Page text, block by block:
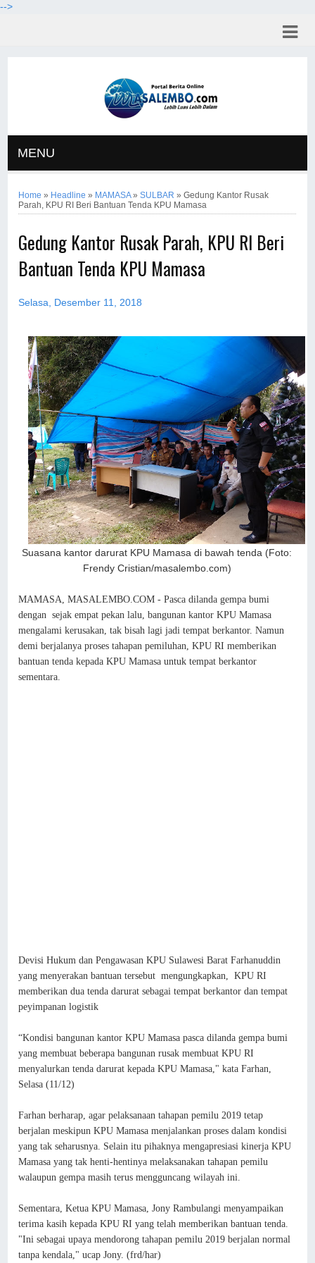
-->
MENU
Home » Headline » MAMASA»SULBAR »Gedung Kantor Rusak
Parah, KPU RI Beri Bantuan Tenda KPU Mamasa
Gedung Kantor Rusak Parah, KPU RI Beri
Bantuan Tenda KPU Mamasa
Selasa, Desember 11, 2018
Suasana kantor darurat KPU Mamasa di bawah tenda (Foto:
Frendy Cristian/masalembo.com)
MAMASA, MASALEMBO.COM - Pasca dilanda gempa bumi
dengan sejak empat pekan lalu, bangunan kantor KPU Mamasa
mengalami kerusakan, tak bisah lagi jadi tempat berkantor. Namun
demi berjalanya proses tahapan pemiluhan, KPU RI memberikan
bantuan tenda kepada KPU Mamasa untuk tempat berkantor
sementara.
Devisi Hukum dan Pengawasan KPU Sulawesi Barat Farhanuddin
yang menyerakan bantuan tersebut mengungkapkan, KPU RI
memberikan dua tenda darurat sebagai tempat berkantor dan tempat
peyimpanan logistik
“Kondisi bangunan kantor KPU Mamasa pasca dilanda gempa bumi
yang membuat beberapa bangunan rusak membuat KPU RI
menyalurkan tenda darurat kepada KPU Mamasa," kata Farhan,
Selasa (11/12)
Farhan berharap, agar pelaksanaan tahapan pemilu 2019 tetap
berjalan meskipun KPU Mamasa menjalankan proses dalam kondisi
yang tak seharusnya. Selain itu pihaknya mengapresiasi kinerja KPU
Mamasa yang tak henti-hentinya melaksanakan tahapan pemilu
walaupun gempa masih terus mengguncang wilayah ini.
Sementara, Ketua KPU Mamasa, Jony Rambulangi menyampaikan
terima kasih kepada KPU RI yang telah memberikan bantuan tenda.
"Ini sebagai upaya mendorong tahapan pemilu 2019 berjalan normal
tanpa kendala," ucap Jony. (frd/har)